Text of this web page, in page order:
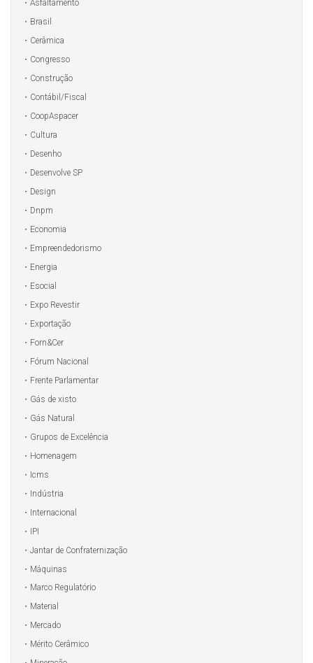
Asfaltamento
Brasil
Cerâmica
Congresso
Construção
Contábil/Fiscal
CoopAspacer
Cultura
Desenho
Desenvolve SP
Design
Dnpm
Economia
Empreendedorismo
Energia
Esocial
Expo Revestir
Exportação
Forn&Cer
Fórum Nacional
Frente Parlamentar
Gás de xisto
Gás Natural
Grupos de Excelência
Homenagem
Icms
Indústria
Internacional
IPI
Jantar de Confraternização
Máquinas
Marco Regulatório
Material
Mercado
Mérito Cerâmico